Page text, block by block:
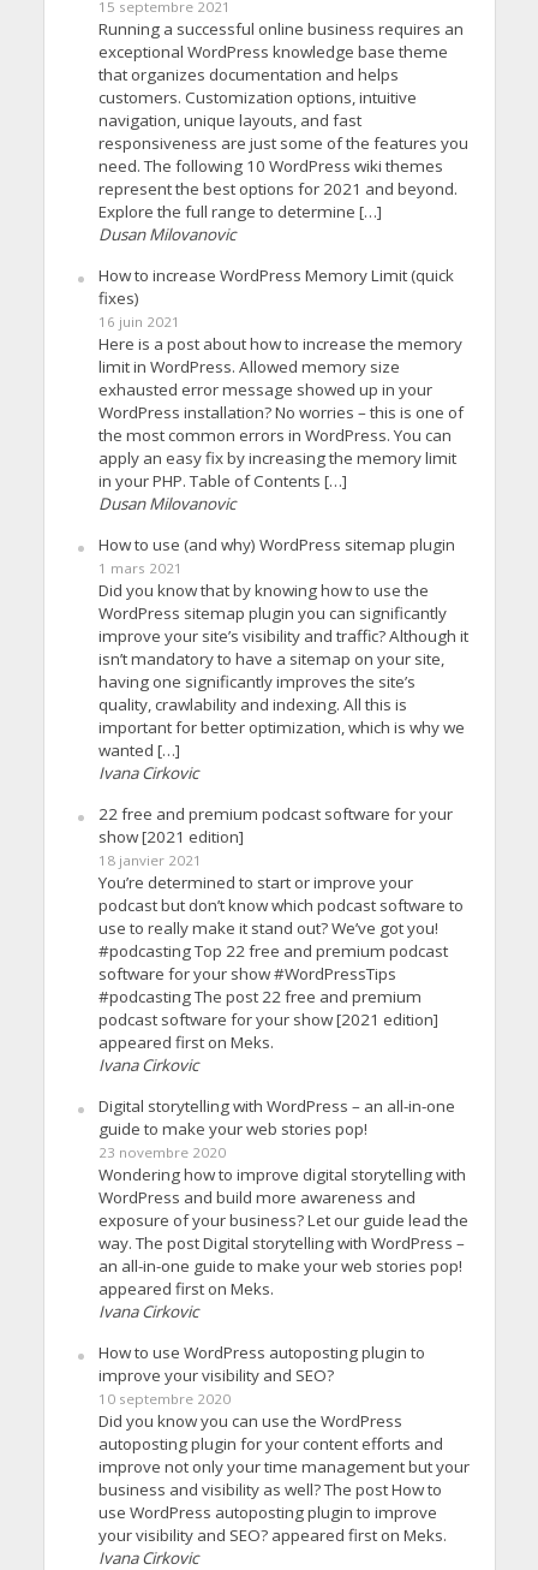
15 septembre 2021
Running a successful online business requires an
exceptional WordPress knowledge base theme
that organizes documentation and helps
customers. Customization options, intuitive
navigation, unique layouts, and fast
responsiveness are just some of the features you
need. The following 10 WordPress wiki themes
represent the best options for 2021 and beyond.
Explore the full range to determine […]
Dusan Milovanovic
How to increase WordPress Memory Limit (quick
fixes)
16 juin 2021
Here is a post about how to increase the memory
limit in WordPress. Allowed memory size
exhausted error message showed up in your
WordPress installation? No worries – this is one of
the most common errors in WordPress. You can
apply an easy fix by increasing the memory limit
in your PHP. Table of Contents […]
Dusan Milovanovic
How to use (and why) WordPress sitemap plugin
1 mars 2021
Did you know that by knowing how to use the
WordPress sitemap plugin you can significantly
improve your site’s visibility and traffic? Although it
isn’t mandatory to have a sitemap on your site,
having one significantly improves the site’s
quality, crawlability and indexing. All this is
important for better optimization, which is why we
wanted […]
Ivana Cirkovic
22 free and premium podcast software for your
show [2021 edition]
18 janvier 2021
You’re determined to start or improve your
podcast but don’t know which podcast software to
use to really make it stand out? We’ve got you!
#podcasting Top 22 free and premium podcast
software for your show #WordPressTips
#podcasting The post 22 free and premium
podcast software for your show [2021 edition]
appeared first on Meks.
Ivana Cirkovic
Digital storytelling with WordPress – an all-in-one
guide to make your web stories pop!
23 novembre 2020
Wondering how to improve digital storytelling with
WordPress and build more awareness and
exposure of your business? Let our guide lead the
way. The post Digital storytelling with WordPress –
an all-in-one guide to make your web stories pop!
appeared first on Meks.
Ivana Cirkovic
How to use WordPress autoposting plugin to
improve your visibility and SEO?
10 septembre 2020
Did you know you can use the WordPress
autoposting plugin for your content efforts and
improve not only your time management but your
business and visibility as well? The post How to
use WordPress autoposting plugin to improve
your visibility and SEO? appeared first on Meks.
Ivana Cirkovic